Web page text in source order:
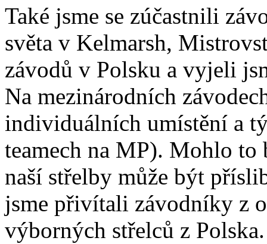
Také jsme se zúčastnili
světa v Kelmarsh,
závodů v Polsku a vyjeli
Na mezinárodních
individuálních umístění a
teamech na MP). Mohlo
naší střelby může být
jsme přivítali závodníky z
výborných střelců z Polska.